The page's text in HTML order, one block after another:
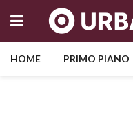
HOME PRIMO PIANO